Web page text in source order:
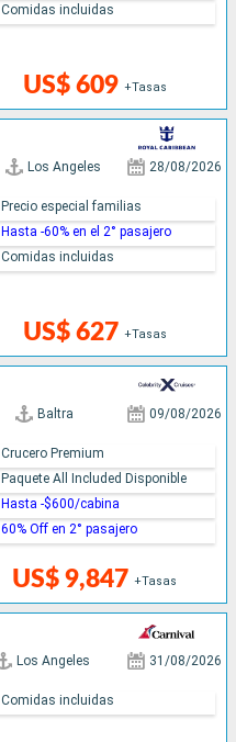
US$ 609 +Tasas
Comidas incluidas
Los Angeles 28/08/2026
US$ 627 +Tasas
Precio especial familias
Hasta -60% en el 2° pasajero
Comidas incluidas
Baltra 09/08/2026
US$ 9,847 +Tasas
Crucero Premium
Paquete All Included Disponible
Hasta -$600/cabina
60% Off en 2° pasajero
Los Angeles 31/08/2026
Comidas incluidas